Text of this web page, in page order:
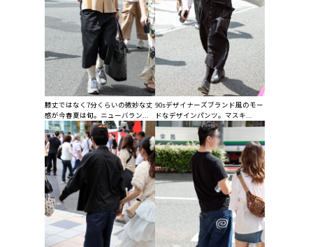
膝丈ではなく7分くらいの微妙な丈
感が今春夏は旬。ニューバラン...
90sデザイナーズブランド風のモー
ドなデザインパンツ。マスキ...